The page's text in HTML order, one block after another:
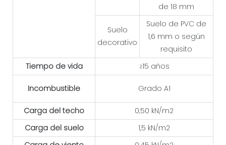
de 18 mm
Suelo
decorativo
Suelo de PVC de
1,6 mm o según
requisito
Tiempo de vida
≥15 años
Incombustible Grado A1
Carga del techo
0,50 kN/m2
Carga del suelo
1,5 kN/m2